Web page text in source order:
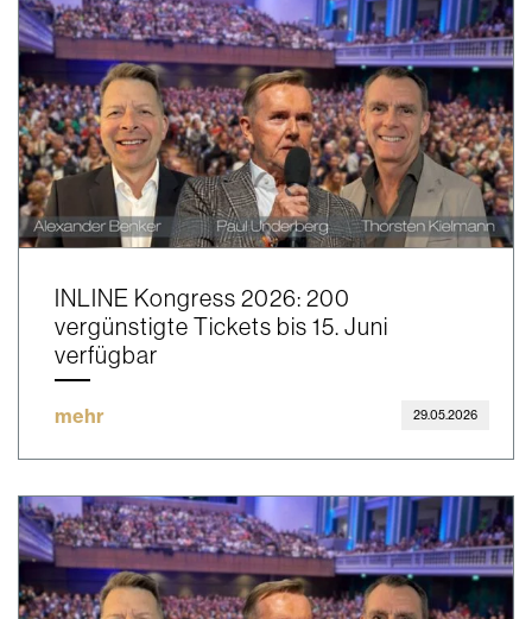
INLINE Kongress 2026: 200
vergünstigte Tickets bis 15. Juni
verfügbar
mehr 29.05.2026